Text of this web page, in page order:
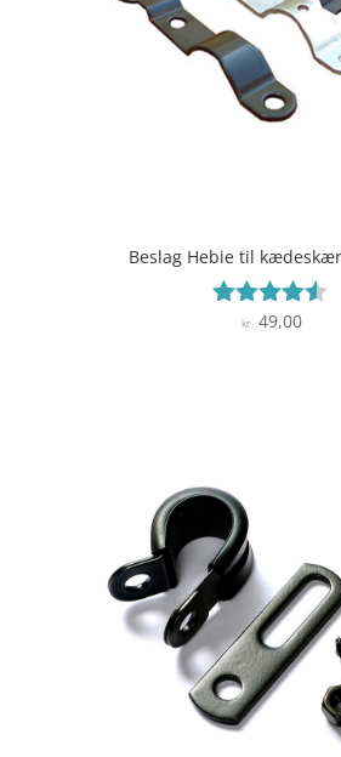
Beslag Hebie til
Vurderet
kr.49,00